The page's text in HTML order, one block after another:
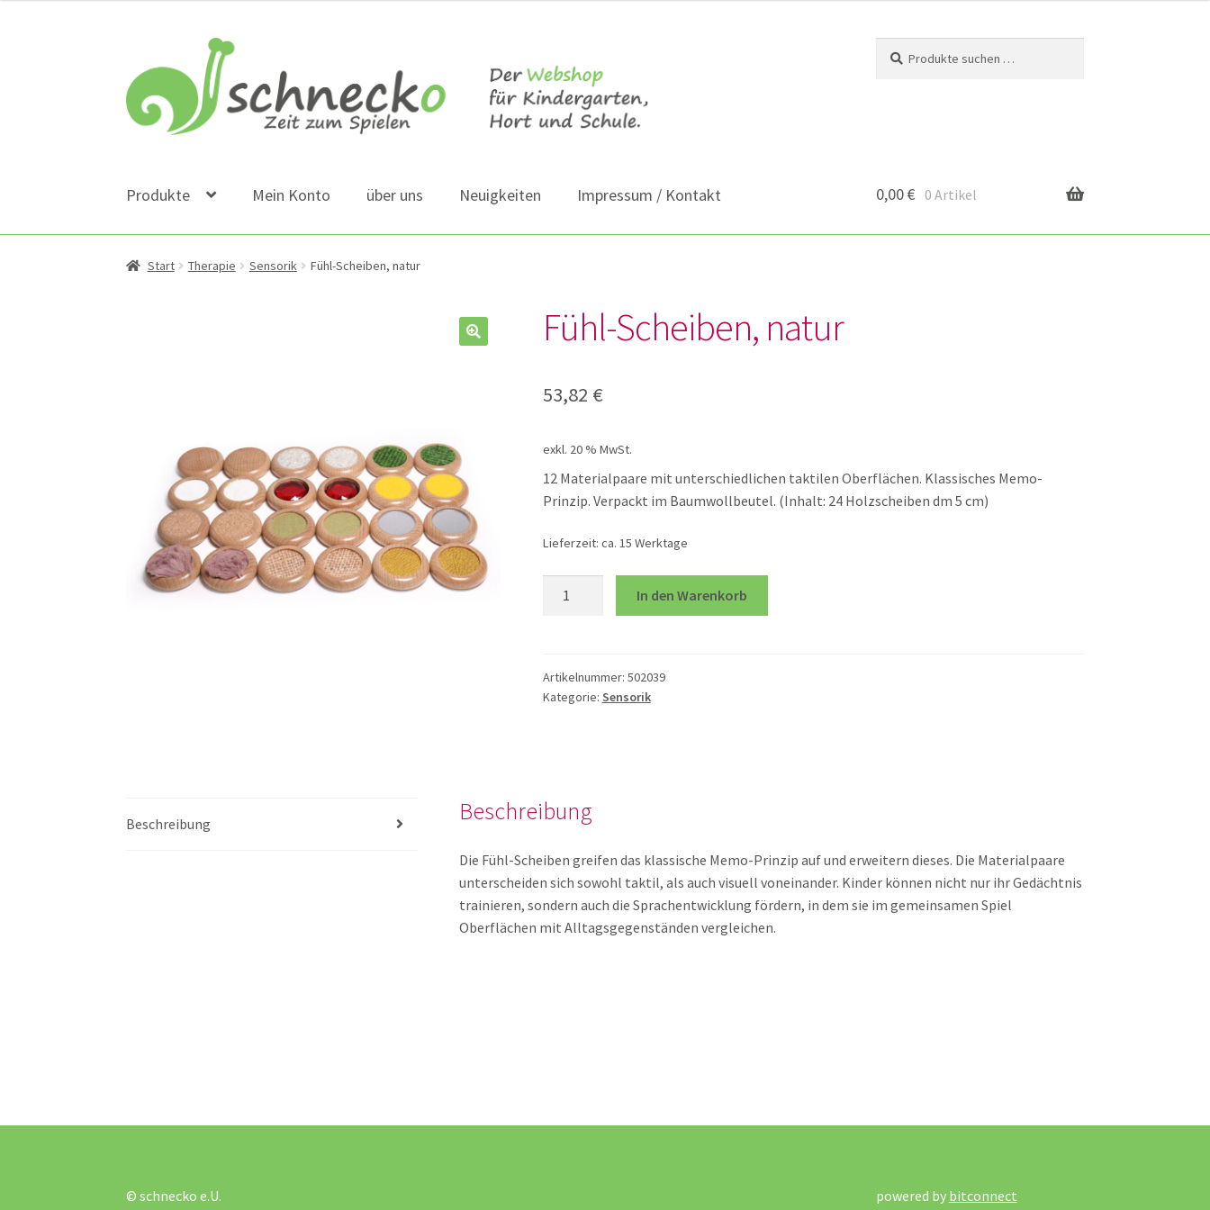
Navigation
springen
Inhalt
springen
nach:
Produkte Mein Konto über uns Neuigkeiten Impressum / Kontakt 0,00€ 0 Artikel
Start Therapie Sensorik Fühl-Scheiben, natur
Fühl-Scheiben, natur
53,82 €
exkl. 20 % MwSt.
12 Materialpaare mit unterschiedlichen taktilen Oberflächen. Klassisches Memo-
Prinzip. Verpackt im Baumwollbeutel. (Inhalt: 24 Holzscheiben dm 5 cm)
Lieferzeit: ca. 15 Werktage
In den Warenkorb
Artikelnummer: 502039
Kategorie: Sensorik
Beschreibung Beschreibung
Die Fühl-Scheiben greifen das klassische Memo-Prinzip auf und erweitern dieses. Die Materialpaare
unterscheiden sich sowohl taktil, als auch visuell voneinander. Kinder können nicht nur ihr Gedächtnis
trainieren, sondern auch die Sprachentwicklung fördern, in dem sie im gemeinsamen Spiel
Oberflächen mit Alltagsgegenständen vergleichen.
© schnecko e.U.
powered by bitconnect